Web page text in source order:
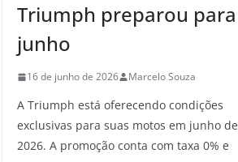
Triumph preparou para
junho
16 de junho de 2026 Marcelo Souza
A Triumph está oferecendo condições
exclusivas para suas motos em junho de
2026. A promoção conta com taxa 0% e